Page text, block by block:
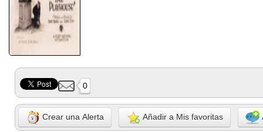
0
Crear una Alerta Añadir a Mis favoritas